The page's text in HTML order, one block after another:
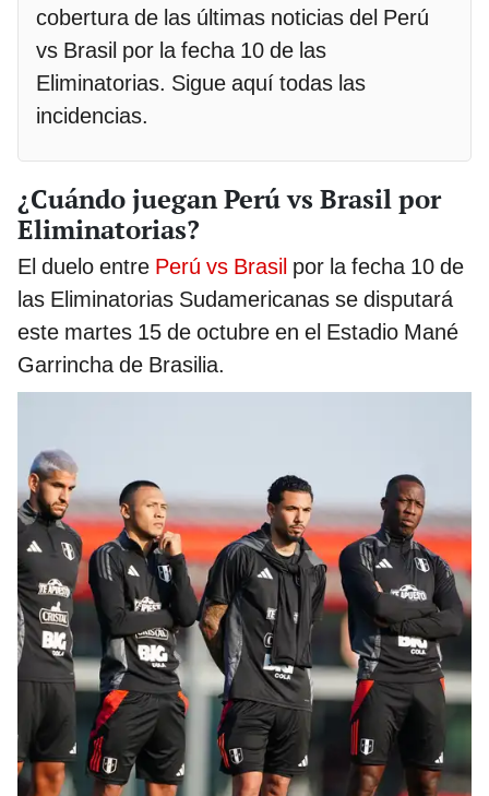
cobertura de las últimas noticias del Perú
vs Brasil por la fecha 10 de las
Eliminatorias. Sigue aquí todas las
incidencias.
¿Cuándo juegan Perú vs Brasil por
Eliminatorias?
El duelo entre Perú vs Brasil por la fecha 10 de
las Eliminatorias Sudamericanas se disputará
este martes 15 de octubre en el Estadio Mané
Garrincha de Brasilia.